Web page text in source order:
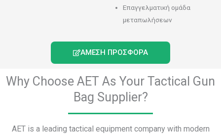
Επαγγελματική ομάδα
μεταπωλήσεων
ΆΜΕΣΗ ΠΡΟΣΦΟΡΆ
Why Choose AET As Your Tactical Gun
Bag Supplier?
AET is a leading tactical equipment company with modern